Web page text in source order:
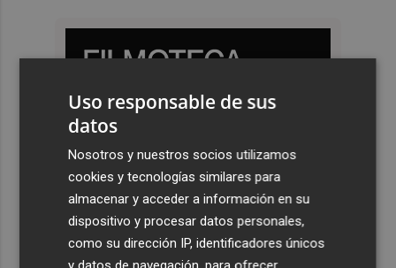
Uso responsable de sus
datos
Nosotros y nuestros socios utilizamos
cookies y tecnologías similares para
almacenar y acceder a información en su
dispositivo y procesar datos personales,
como su dirección IP, identificadores únicos